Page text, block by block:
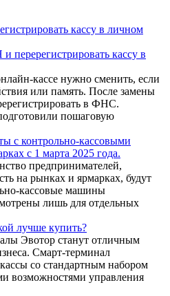
перерегистрировать кассу в
кассе нужно сменить, если
или память. После замены
в ФНС.
пошаговую
с контрольно-кассовыми
с 1 марта 2025 года.
предпринимателей,
на рынках и ярмарках, будут
кассовые машины
лишь для отдельных
лучше купить?
Эвотор станут отличным
Смарт-терминал
со стандартным набором
возможностями управления